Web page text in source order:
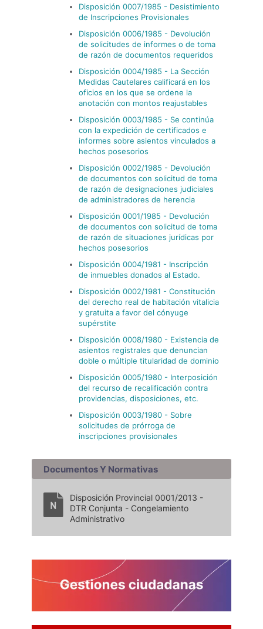
Disposición 0007/1985 - Desistimiento
de Inscripciones Provisionales
Disposición 0006/1985 - Devolución
de solicitudes de informes o de toma
de razón de documentos requeridos
Disposición 0004/1985 - La Sección
Medidas Cautelares calificará en los
oficios en los que se ordene la
anotación con montos reajustables
Disposición 0003/1985 - Se continúa
con la expedición de certificados e
informes sobre asientos vinculados a
hechos posesorios
Disposición 0002/1985 - Devolución
de documentos con solicitud de toma
de razón de designaciones judiciales
de administradores de herencia
Disposición 0001/1985 - Devolución
de documentos con solicitud de toma
de razón de situaciones jurí­dicas por
hechos posesorios
Disposición 0004/1981 - Inscripción
de inmuebles donados al Estado.
Disposición 0002/1981 - Constitución
del derecho real de habitación vitalicia
y gratuita a favor del cónyuge
supérstite
Disposición 0008/1980 - Existencia de
asientos registrales que denuncian
doble o múltiple titularidad de dominio
Disposición 0005/1980 - Interposición
del recurso de recalificación contra
providencias, disposiciones, etc.
Disposición 0003/1980 - Sobre
solicitudes de prórroga de
inscripciones provisionales
Documentos Y Normativas
Disposición Provincial 0001/2013 -
DTR Conjunta - Congelamiento
Administrativo